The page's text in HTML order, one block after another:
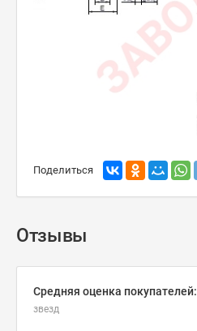
Поделиться
Отзывы
Средняя оценка покупателей:
звезд